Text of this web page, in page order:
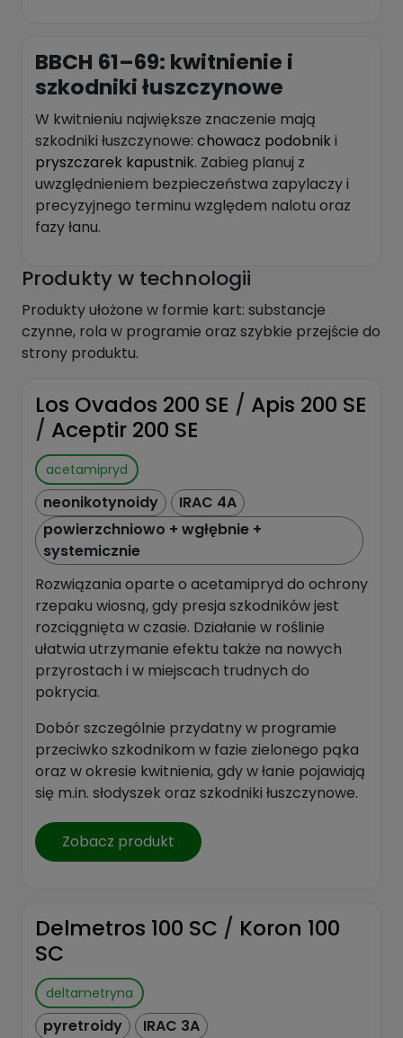
BBCH 61–69: kwitnienie i
szkodniki łuszczynowe
W kwitnieniu największe znaczenie mają
szkodniki łuszczynowe: chowacz podobnik i
pryszczarek kapustnik. Zabieg planuj z
uwzględnieniem bezpieczeństwa zapylaczy i
precyzyjnego terminu względem nalotu oraz
fazy łanu.
Produkty w technologii
Produkty ułożone w formie kart: substancje
czynne, rola w programie oraz szybkie przejście do
strony produktu.
Los Ovados 200 SE / Apis 200 SE
/ Aceptir 200 SE
acetamipryd
neonikotynoidy
IRAC 4A
powierzchniowo + wgłębnie +
systemicznie
Rozwiązania oparte o acetamipryd do ochrony
rzepaku wiosną, gdy presja szkodników jest
rozciągnięta w czasie. Działanie w roślinie
ułatwia utrzymanie efektu także na nowych
przyrostach i w miejscach trudnych do
pokrycia.
Dobór szczególnie przydatny w programie
przeciwko szkodnikom w fazie zielonego pąka
oraz w okresie kwitnienia, gdy w łanie pojawiają
się m.in. słodyszek oraz szkodniki łuszczynowe.
Zobacz produkt
Delmetros 100 SC / Koron 100
SC
deltametryna
pyretroidy IRAC 3A